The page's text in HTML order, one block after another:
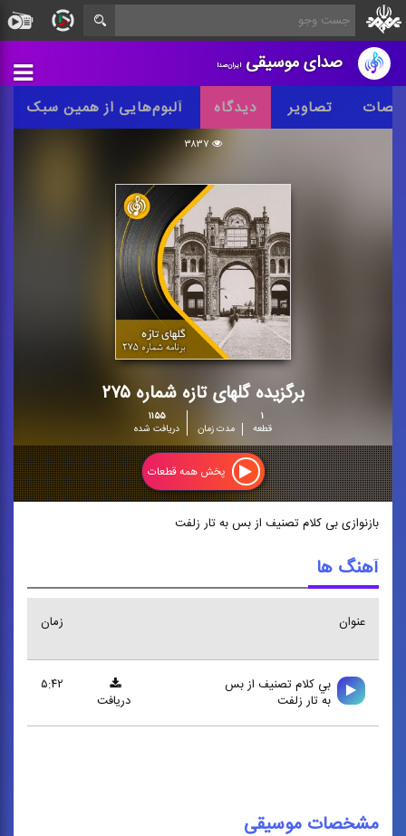
صدای موسیقیایران‌صدا
تصاویر دیدگاه آلبوم‌هایی از همین سبک
۳۸۳۷
برگزیده گلهای تازه شماره ۲۷۵
۱
قطعه
مدت زمان
۱۱۵۵
دریافت شده
پخش همه قطعات
بازنوازی بی کلام تصنیف از بس به تار زلفت
آهنگ ها
عنوان زمان
بي كلام تصنيف از بس
به تار زلفت
۵:۴۲
دریافت
مشخصات موسیقی